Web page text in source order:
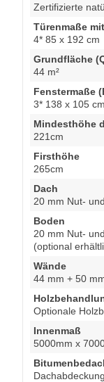
Zertifizierte
Türenmaße
4* 85 x 192 cm
Grundfläche
44 m²
Fenstermaße
3* 138 x 105
Mindesthöhe
221cm
Firsthöhe
265cm
Dach
20 mm Nut-
Boden
20 mm Nut-
(optional
Wände
44 mm + 50
Optionale
Innenmaß
5000mm x